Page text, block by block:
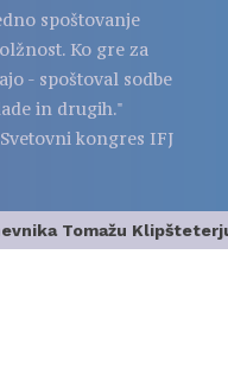
spoštovanje
Ko gre za
- spoštoval sodbe
in drugih."
Svetovni kongres IFJ
Tomažu